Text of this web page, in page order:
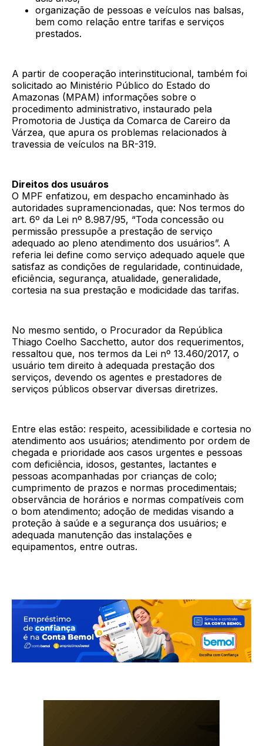
organização de pessoas e veículos nas balsas,
bem como relação entre tarifas e serviços
prestados.
A partir de cooperação interinstitucional, também foi
solicitado ao Ministério Público do Estado do
Amazonas (MPAM) informações sobre o
procedimento administrativo, instaurado pela
Promotoria de Justiça da Comarca de Careiro da
Várzea, que apura os problemas relacionados à
travessia de veículos na BR-319.
Direitos dos usuáros
O MPF enfatizou, em despacho encaminhado às
autoridades supramencionadas, que: Nos termos do
art. 6º da Lei nº 8.987/95, “Toda concessão ou
permissão pressupõe a prestação de serviço
adequado ao pleno atendimento dos usuários”. A
referia lei define como serviço adequado aquele que
satisfaz as condições de regularidade, continuidade,
eficiência, segurança, atualidade, generalidade,
cortesia na sua prestação e modicidade das tarifas.
No mesmo sentido, o Procurador da República
Thiago Coelho Sacchetto, autor dos requerimentos,
ressaltou que, nos termos da Lei nº 13.460/2017, o
usuário tem direito à adequada prestação dos
serviços, devendo os agentes e prestadores de
serviços públicos observar diversas diretrizes.
Entre elas estão: respeito, acessibilidade e cortesia no
atendimento aos usuários; atendimento por ordem de
chegada e prioridade aos casos urgentes e pessoas
com deficiência, idosos, gestantes, lactantes e
pessoas acompanhadas por crianças de colo;
cumprimento de prazos e normas procedimentais;
observância de horários e normas compatíveis com
o bom atendimento; adoção de medidas visando a
proteção à saúde e a segurança dos usuários; e
adequada manutenção das instalações e
equipamentos, entre outras.